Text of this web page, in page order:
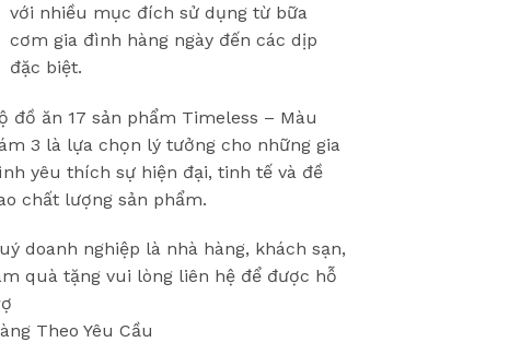
với nhiều mục đích sử dụng từ bữa
cơm gia đình hàng ngày đến các dịp
đặc biệt.
đồ ăn 17 sản phẩm Timeless – Màu
3 là lựa chọn lý tưởng cho những gia
yêu thích sự hiện đại, tinh tế và đề
chất lượng sản phẩm.
doanh nghiệp là nhà hàng, khách sạn,
quà tặng vui lòng liên hệ để được hỗ
Theo Yêu Cầu